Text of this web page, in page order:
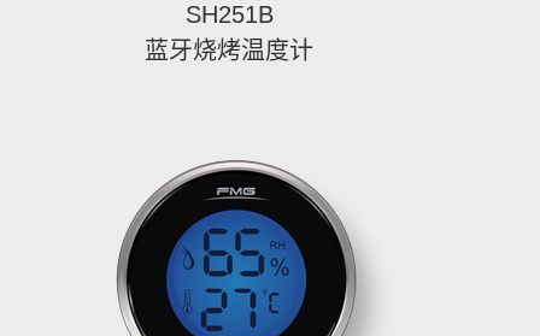
SH251B
蓝牙烧烤温度计